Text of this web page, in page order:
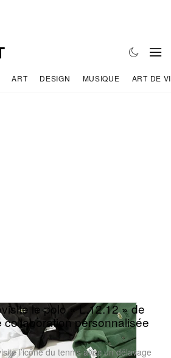
ART DESIGN MUSIQUE ART DE
le polo « L.12.12 » de
personnalisée
l’icône du tennis avec un délavage